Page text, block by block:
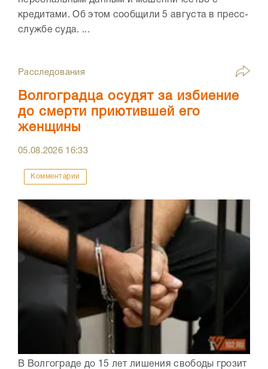
кредитами. Об этом сообщили 5 августа в пресс-
службе суда. ...
Расследования
Волгоградца осудят за избиение
до смерти приютившей его
женщины
05.08.2026 16:33
Комментарии
В Волгограде до 15 лет лишения свободы грозит